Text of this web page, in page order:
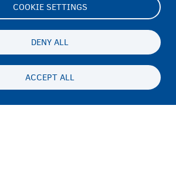
COOKIE SETTINGS
DENY ALL
ACCEPT ALL
Footer
(menu)
Cookie Settings
حریم شخصی و رفع مسئولیت
FA
Persistent
menu